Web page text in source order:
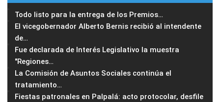
Todo listo para la entrega de los Premios…
El vicegobernador Alberto Bernis recibió al intendente
de…
Fue declarada de Interés Legislativo la muestra
"Regiones…
La Comisión de Asuntos Sociales continúa el
tratamiento…
Fiestas patronales en Palpalá: acto protocolar, desfile